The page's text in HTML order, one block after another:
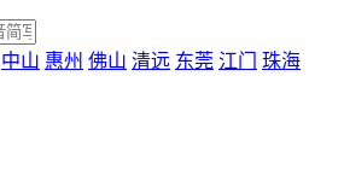
中山 惠州 佛山 清远 东莞 江门 珠海